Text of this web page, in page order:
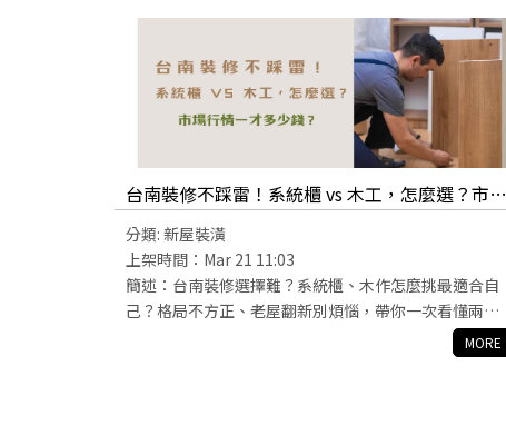
台南裝修不踩雷！系統櫃 vs 木工，怎麼選？市場
行情一才多少錢？
分類: 新屋裝潢
上架時間：Mar 21 11:03
簡述：台南裝修選擇難？系統櫃、木作怎麼挑最適合自
己？格局不方正、老屋翻新別煩惱，帶你一次看懂兩者
優缺點與價格行情。系統櫃一才多少？裝潢預算怎麼
抓？全都整理給你！文末加碼推薦五家台南在地系統櫃
MORE